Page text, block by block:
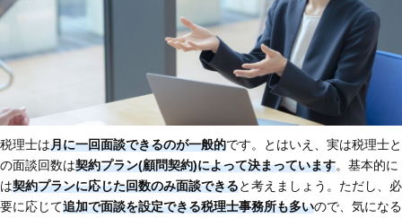
税理士は月に一回面談できるのが一般的です。とはいえ、実は税理士と
の面談回数は契約プラン(顧問契約)によって決まっています。基本的に
は契約プランに応じた回数のみ面談できると考えましょう。ただし、必
要に応じて追加で面談を設定できる税理士事務所も多いので、気になる